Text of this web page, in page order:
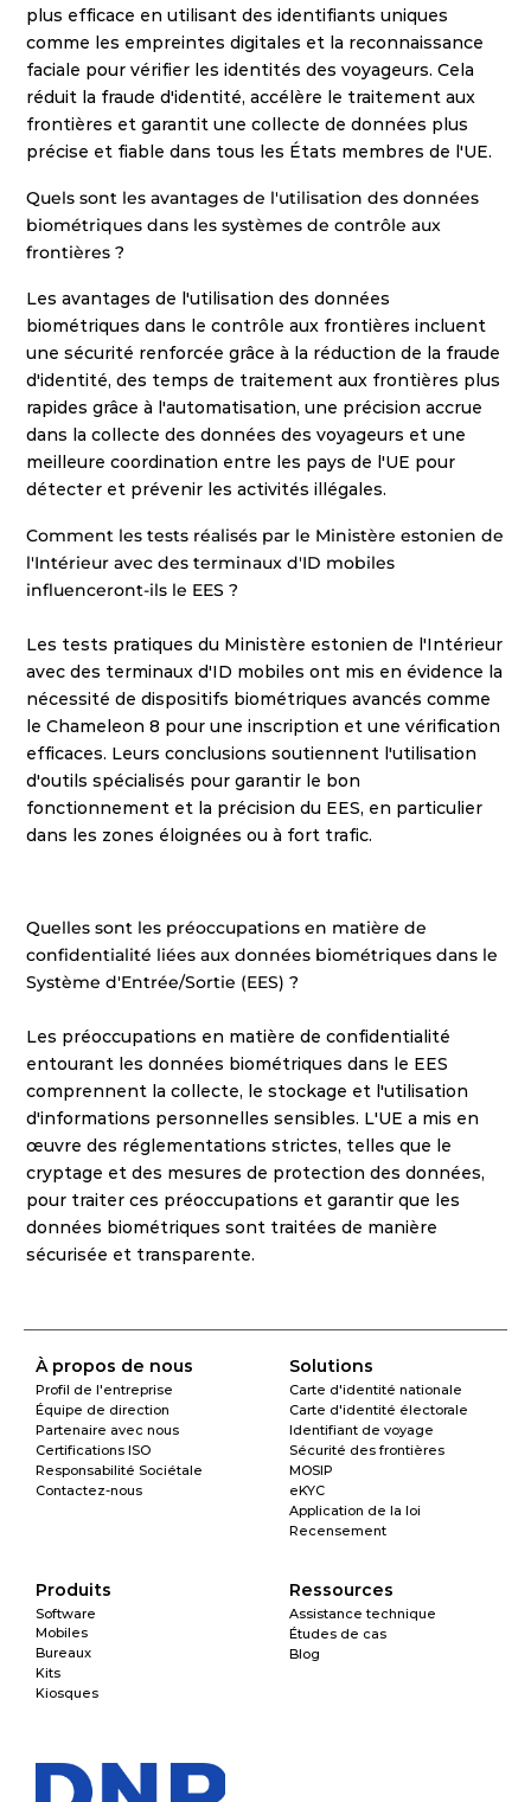
plus efficace en utilisant des identifiants uniques
comme les empreintes digitales et la reconnaissance
faciale pour vérifier les identités des voyageurs. Cela
réduit la fraude d'identité, accélère le traitement aux
frontières et garantit une collecte de données plus
précise et fiable dans tous les États membres de l'UE.
Quels sont les avantages de l'utilisation des données
biométriques dans les systèmes de contrôle aux
frontières ?
Les avantages de l'utilisation des données
biométriques dans le contrôle aux frontières incluent
une sécurité renforcée grâce à la réduction de la fraude
d'identité, des temps de traitement aux frontières plus
rapides grâce à l'automatisation, une précision accrue
dans la collecte des données des voyageurs et une
meilleure coordination entre les pays de l'UE pour
détecter et prévenir les activités illégales.
Comment les tests réalisés par le Ministère estonien de
l'Intérieur avec des terminaux d'ID mobiles
influenceront-ils le EES ?
Les tests pratiques du Ministère estonien de l'Intérieur
avec des terminaux d'ID mobiles ont mis en évidence la
nécessité de dispositifs biométriques avancés comme
le Chameleon 8 pour une inscription et une vérification
efficaces. Leurs conclusions soutiennent l'utilisation
d'outils spécialisés pour garantir le bon
fonctionnement et la précision du EES, en particulier
dans les zones éloignées ou à fort trafic.
Quelles sont les préoccupations en matière de
confidentialité liées aux données biométriques dans le
Système d'Entrée/Sortie (EES) ?
Les préoccupations en matière de confidentialité
entourant les données biométriques dans le EES
comprennent la collecte, le stockage et l'utilisation
d'informations personnelles sensibles. L'UE a mis en
œuvre des réglementations strictes, telles que le
cryptage et des mesures de protection des données,
pour traiter ces préoccupations et garantir que les
données biométriques sont traitées de manière
sécurisée et transparente.
Solutions
Carte d'identité nationale
Carte d'identité électorale
Identifiant de voyage
Sécurité des frontières
MOSIP
eKYC
Application de la loi
Recensement
Produits
Software
Mobiles
Bureaux
Kits
Kiosques
Ressources
Assistance technique
Études de cas
Blog
À propos de nous
Profil de l'entreprise
Équipe de direction
Partenaire avec nous
Certifications ISO
Responsabilité Sociétale
Contactez-nous